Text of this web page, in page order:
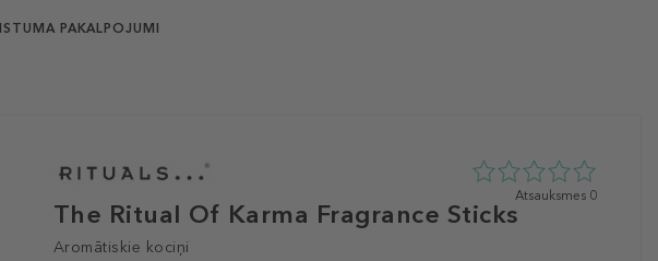
PAKALPOJUMI
The Ritual Of Karma Fragrance Sticks
Aromātiskie kociņi
0
zvaigžņu
Atsauksmes 0